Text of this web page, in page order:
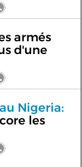
armés
d'une
Nigeria:
les